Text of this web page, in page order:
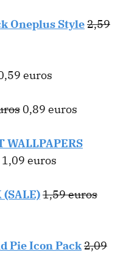
Oneplus Style2,59
euros
0,89 euros
1,09 euros
(SALE)1,59 euros
Pie Icon Pack2,09